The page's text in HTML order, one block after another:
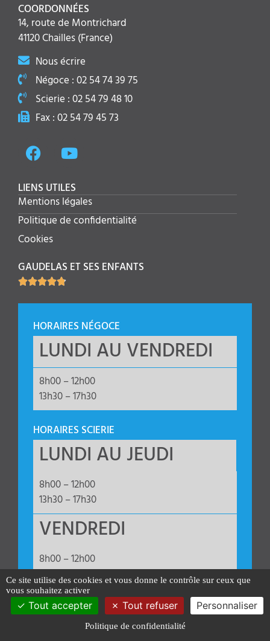
COORDONNÉES
14, route de Montrichard
41120 Chailles (France)
Nous écrire
Négoce : 02 54 74 39 75
Scierie : 02 54 79 48 10
Fax : 02 54 79 45 73
LIENS UTILES
Mentions légales
Politique de confidentialité
Cookies
GAUDELAS ET SES ENFANTS

HORAIRES NÉGOCE
LUNDI AU VENDREDI
8h00 – 12h00
13h30 – 17h30
HORAIRES SCIERIE
LUNDI AU JEUDI
8h00 – 12h00
13h30 – 17h30
VENDREDI
8h00 – 12h00
13h30 – 16h30
Conception et réalisation AXN 2023
Ce site utilise des cookies et vous donne le contrôle sur ceux que
vous souhaitez activer
Tout accepter Tout refuser Personnaliser
Politique de confidentialité